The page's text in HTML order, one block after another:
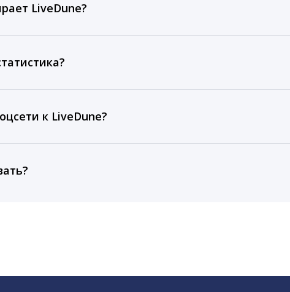
LiveDune?
посты и присылаем автоматические отчеты с
тарифа Бизнес отображаются сведения за 3 года, а
к LiveDune?